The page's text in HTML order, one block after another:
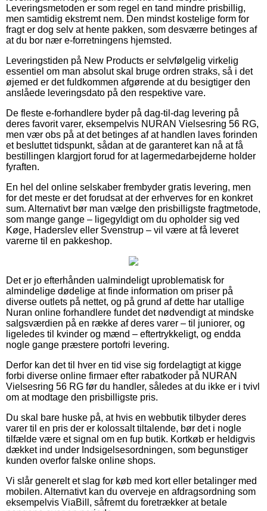
Leveringsmetoden er som regel en tand mindre prisbillig,
men samtidig ekstremt nem. Den mindst kostelige form for
fragt er dog selv at hente pakken, som desværre betinges af
at du bor nær e-forretningens hjemsted.
Leveringstiden på New Products er selvfølgelig virkelig
essentiel om man absolut skal bruge ordren straks, så i det
øjemed er det fuldkommen afgørende at du besigtiger den
anslåede leveringsdato på den respektive vare.
De fleste e-forhandlere byder på dag-til-dag levering på
deres favorit varer, eksempelvis NURAN Vielsesring 56 RG,
men vær obs på at det betinges af at handlen laves forinden
et besluttet tidspunkt, sådan at de garanteret kan nå at få
bestillingen klargjort forud for at lagermedarbejderne holder
fyraften.
En hel del online selskaber frembyder gratis levering, men
for det meste er det forudsat at der erhverves for en konkret
sum. Alternativt bør man vælge den prisbilligste fragtmetode,
som mange gange – ligegyldigt om du opholder sig ved
Køge, Haderslev eller Svenstrup – vil være at få leveret
varerne til en pakkeshop.
Det er jo efterhånden ualmindeligt uproblematisk for
almindelige dødelige at finde information om priser på
diverse outlets på nettet, og på grund af dette har utallige
Nuran online forhandlere fundet det nødvendigt at mindske
salgsværdien på en række af deres varer – til juniorer, og
ligeledes til kvinder og mænd – eftertrykkeligt, og endda
nogle gange præstere portofri levering.
Derfor kan det til hver en tid vise sig fordelagtigt at kigge
forbi diverse online firmaer efter rabatkoder på NURAN
Vielsesring 56 RG før du handler, således at du ikke er i tvivl
om at modtage den prisbilligste pris.
Du skal bare huske på, at hvis en webbutik tilbyder deres
varer til en pris der er kolossalt tiltalende, bør det i nogle
tilfælde være et signal om en fup butik. Kortkøb er heldigvis
dækket ind under Indsigelsesordningen, som begunstiger
kunden overfor falske online shops.
Vi slår generelt et slag for køb med kort eller betalinger med
mobilen. Alternativt kan du overveje en afdragsordning som
eksempelvis ViaBill, såfremt du foretrækker at betale